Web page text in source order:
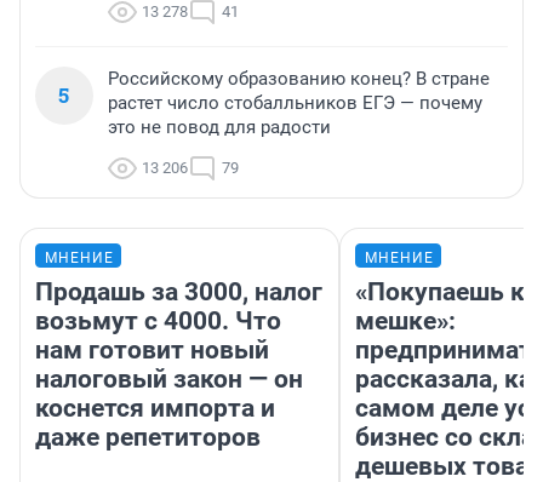
13 278 41
5
Российскому образованию конец? В стране
растет число стобалльников ЕГЭ — почему
это не повод для радости
13 206 79
МНЕНИЕ
Продашь за 3000, налог
возьмут с 4000. Что
нам готовит новый
налоговый закон — он
коснется импорта и
даже репетиторов
МНЕНИЕ
«Покупаешь
мешке»:
рассказала,
самом деле
бизнес со
дешевых